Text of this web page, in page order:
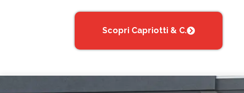
Scopri Capriotti & C.